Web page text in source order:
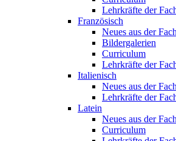
Lehrkräfte der
Französisch
Neues aus der
Bildergalerien
Curriculum
Lehrkräfte der
Italienisch
Neues aus der
Lehrkräfte der
Latein
Neues aus der
Curriculum